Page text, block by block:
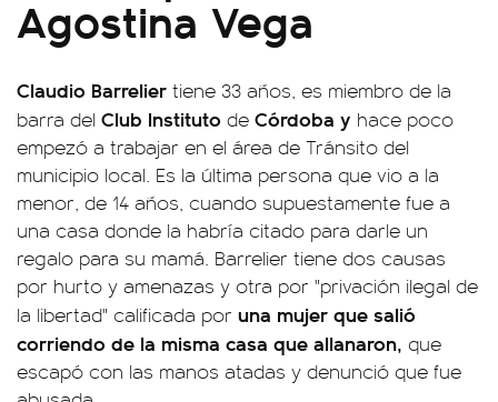
Agostina Vega
Claudio Barrelier tiene 33 años, es miembro de la
barra del Club Instituto de Córdoba y hace poco
empezó a trabajar en el área de Tránsito del
municipio local. Es la última persona que vio a la
menor, de 14 años, cuando supuestamente fue a
una casa donde la habría citado para darle un
regalo para su mamá. Barrelier tiene dos causas
por hurto y amenazas y otra por "privación ilegal de
la libertad" calificada por una mujer que salió
corriendo de la misma casa que allanaron, que
escapó con las manos atadas y denunció que fue